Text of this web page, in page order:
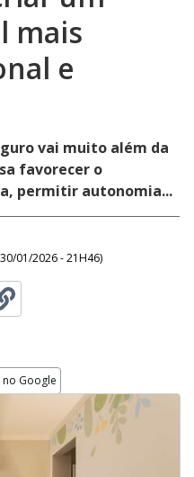
mais
e
vai muito além da
favorecer o
permitir autonomia...
30/01/2026 - 21H46)
Google